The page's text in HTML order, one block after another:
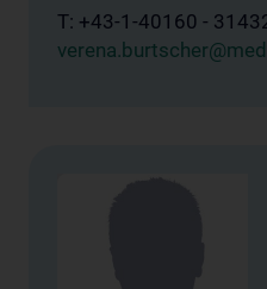
T: +43-1-40160 -